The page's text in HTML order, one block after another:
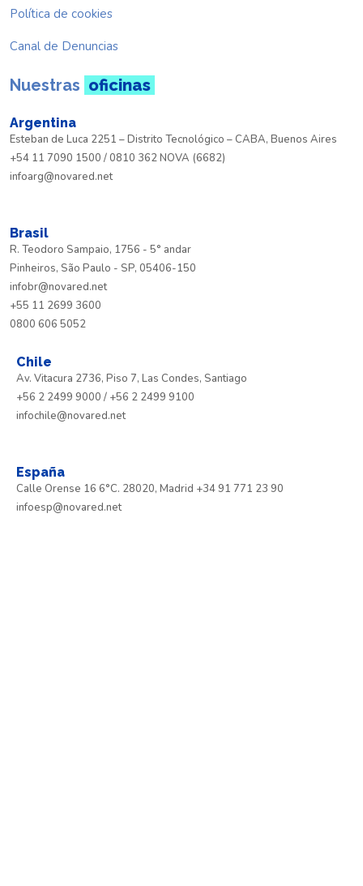
Política de cookies
Canal de Denuncias
Nuestras oficinas
Argentina
Esteban de Luca 2251 – Distrito Tecnológico – CABA, Buenos Aires
+54 11 7090 1500 / 0810 362 NOVA (6682)
infoarg@novared.net
Brasil
R. Teodoro Sampaio, 1756 - 5° andar
Pinheiros, São Paulo - SP, 05406-150
infobr@novared.net
+55 11 2699 3600
0800 606 5052
Chile
Av. Vitacura 2736, Piso 7, Las Condes, Santiago
+56 2 2499 9000 / +56 2 2499 9100
infochile@novared.net
España
Calle Orense 16 6°C. 28020, Madrid +34 91 771 23 90
infoesp@novared.net